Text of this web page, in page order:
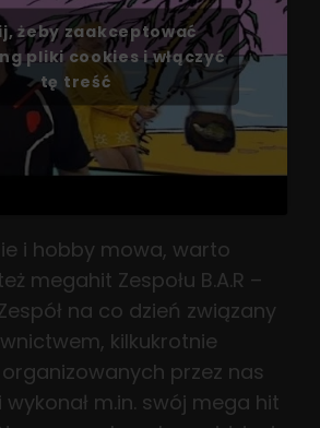
żeby zaakceptować
pliki cookies i włączyć
tę treść
i hobby mowa, warto
megahit Zespołu B.A.R –
na co dzień związany
kilkukrotnie
przez nas
m.in. swój mega hit